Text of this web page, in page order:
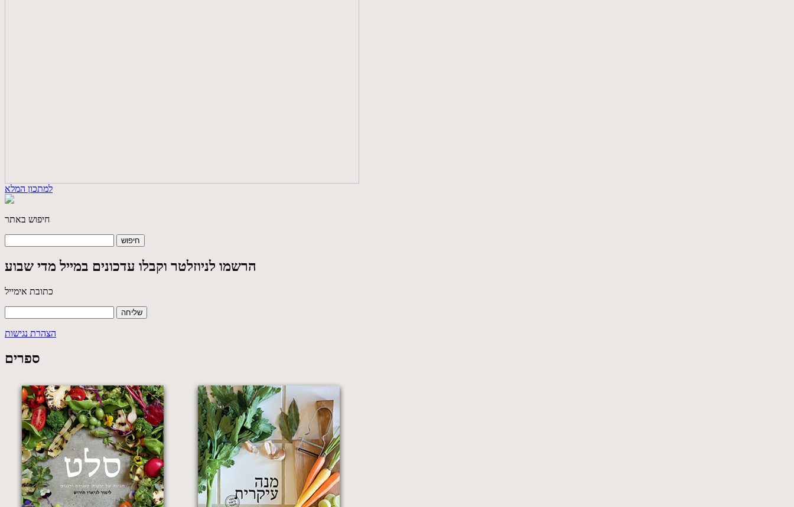
למתכון המלא
חיפוש באתר
הרשמו לניוזלטר וקבלו עדכונים במייל מדי שבוע
כתובת אימייל
הצהרת נגישות
ספרים